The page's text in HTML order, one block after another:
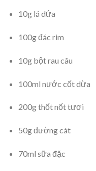
10g lá dứa
100g đác rim
10g bột rau câu
100ml nước cốt dừa
200g thốt nốt tươi
50g đường cát
70ml sữa đặc